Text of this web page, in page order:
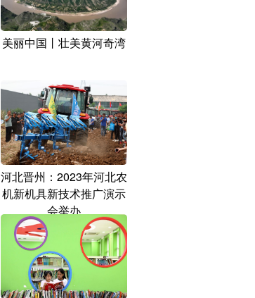
美丽中国丨壮美黄河奇湾
河北晋州：2023年河北农
机新机具新技术推广演示
会举办